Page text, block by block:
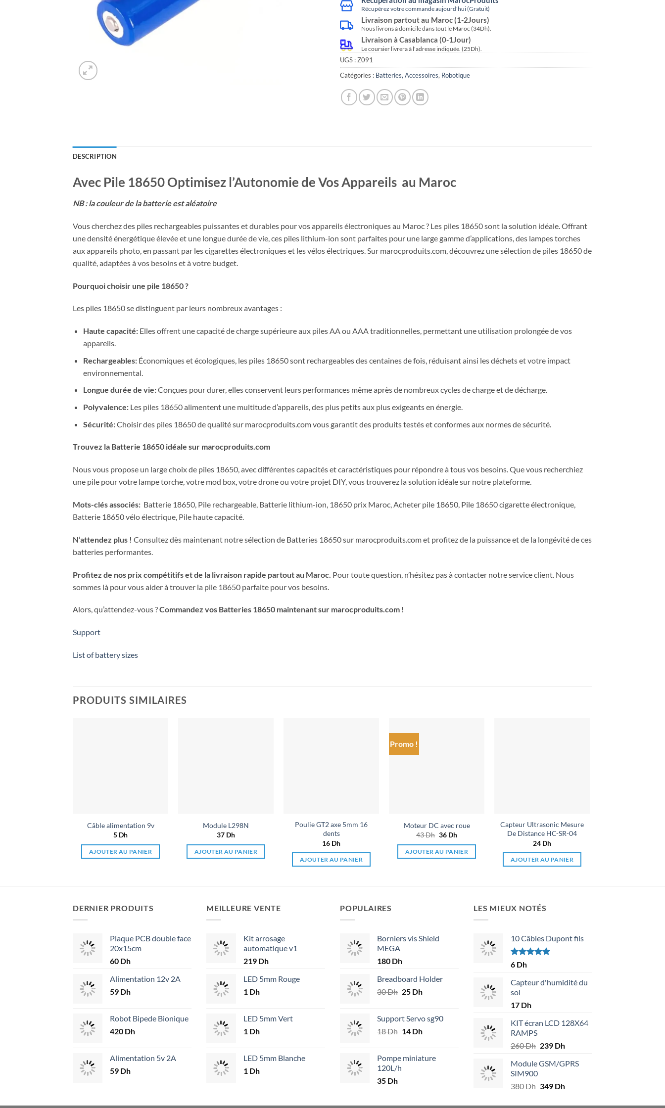
Récupérez votre commande aujourd'hui (Gratuit)
Livraison partout au Maroc (1-2Jours)
Nous livrons à domicile dans tout le Maroc (34Dh).
Livraison à Casablanca (0-1Jour)
Le coursier livrera à l'adresse indiquée. (25Dh).
UGS :Z091
Catégories : Batteries, Accessoires, Robotique
DESCRIPTION
Avec Pile 18650 Optimisez l’Autonomie de Vos Appareils au Maroc
NB : la couleur de la batterie est aléatoire
Vous cherchez des piles rechargeables puissantes et durables pour vos appareils électroniques au Maroc ? Les piles 18650 sont la solution idéale. Offrant
une densité énergétique élevée et une longue durée de vie, ces piles lithium-ion sont parfaites pour une large gamme d’applications, des lampes torches
aux appareils photo, en passant par les cigarettes électroniques et les vélos électriques. Sur marocproduits.com, découvrez une sélection de piles 18650 de
qualité, adaptées à vos besoins et à votre budget.
Pourquoi choisir une pile 18650 ?
Les piles 18650 se distinguent par leurs nombreux avantages :
Haute capacité:Elles offrent une capacité de charge supérieure aux piles AA ou AAA traditionnelles, permettant une utilisation prolongée de vos
appareils.
Rechargeables:Économiques et écologiques, les piles 18650 sont rechargeables des centaines de fois, réduisant ainsi les déchets et votre impact
environnemental.
Longue durée de vie:Conçues pour durer, elles conservent leurs performances même après de nombreux cycles de charge et de décharge.
Polyvalence:Les piles 18650 alimentent une multitude d’appareils, des plus petits aux plus exigeants en énergie.
Sécurité:Choisir des piles 18650 de qualité sur marocproduits.com vous garantit des produits testés et conformes aux normes de sécurité.
Trouvez la Batterie 18650 idéale sur marocproduits.com
Nous vous propose un large choix de piles 18650, avec différentes capacités et caractéristiques pour répondre à tous vos besoins. Que vous recherchiez
une pile pour votre lampe torche, votre mod box, votre drone ou votre projet DIY, vous trouverez la solution idéale sur notre plateforme.
Mots-clés associés: Batterie 18650, Pile rechargeable, Batterie lithium-ion, 18650 prix Maroc, Acheter pile 18650, Pile 18650 cigarette électronique,
Batterie 18650 vélo électrique, Pile haute capacité.
N’attendez plus ! Consultez dès maintenant notre sélection de Batteries 18650 sur marocproduits.com et profitez de la puissance et de la longévité de ces
batteries performantes.
Profitez de nos prix compétitifs et de la livraison rapide partout au Maroc. Pour toute question, n’hésitez pas à contacter notre service client. Nous
sommes là pour vous aider à trouver la pile 18650 parfaite pour vos besoins.
Alors, qu’attendez-vous ?Commandez vos Batteries 18650 maintenant sur marocproduits.com !
Support
List of battery sizes
PRODUITS SIMILAIRES
Câble alimentation 9v
5 Dh
AJOUTER AU PANIER
Module L298N
37 Dh
AJOUTER AU PANIER
Poulie GT2 axe 5mm 16
dents
16 Dh
AJOUTER AU PANIER
Promo !
Moteur DC avec roue
43Dh Le
initial
était :
36 DhLe
actuel
est :
AJOUTER AU PANIER
Capteur Ultrasonic Mesure
De Distance HC-SR-04
24 Dh
AJOUTER AU PANIER
DERNIER PRODUITS
Plaque PCB double face
20x15cm
60 Dh
Alimentation 12v 2A
59 Dh
Robot Bipede Bionique
420 Dh
Alimentation 5v 2A
59 Dh
MEILLEURE VENTE
Kit arrosage
automatique v1
219 Dh
LED 5mm Rouge
1 Dh
LED 5mm Vert
1 Dh
LED 5mm Blanche
1 Dh
POPULAIRES
Borniers vis Shield
MEGA
180 Dh
Breadboard Holder
30Dh Le
était :
30 Dh.
25 DhLe
est :
25 Dh.
Support Servo sg90
18Dh Le
était :
14 DhLe
est :
Pompe miniature
120L/h
35 Dh
LES MIEUX NOTÉS
10 Câbles Dupont fils
Note
6 Dh
Capteur d'humidité du
sol
17 Dh
KIT écran LCD 128X64
RAMPS
260Dh Le
initial
260 Dh.
239 DhLe
actuel
239 Dh.
Module GSM/GPRS
SIM900
380Dh Le
349 DhLe